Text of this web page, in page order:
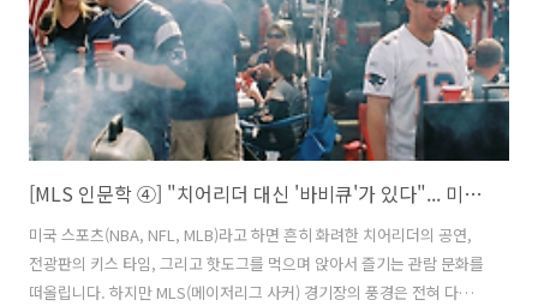
[MLS 인문학 ④] "치어리더 대신 '바비큐'가 있다"... 미국 스포츠의 이단아, MLS만의 독특한 놀이 문화 (테일게이트와 서포터즈)
미국 스포츠(NBA, NFL, MLB)라고 하면 흔히 화려한 치어리더의 공연,
전광판의 키스 타임, 그리고 핫도그를 먹으며 앉아서 즐기는 관람 문화를
떠올립니다. 하지만 MLS(메이저리그 사커) 경기장의 풍경은 전혀 다릅